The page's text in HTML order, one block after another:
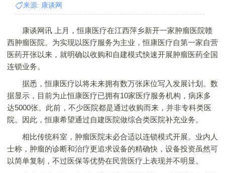
来源: 康谈网
康谈网讯 上月，恒康医疗在江西萍乡新开一家肿瘤医院赣
西肿瘤医院。为实现以医疗服务为主业，恒康医疗自第一家自营
医药开张以来，就明确以收购和自建模式快速开展肿瘤医药全国
连锁业务。
据悉，恒康医疗以将未来拥有数万张床位写入发展计划。数
据显示，目前为止恒康医疗已拥有10家医疗服务机构，病床多
达5000张。此前，不少医院都是通过收购而来，并非专科类医
院。因此，恒康希望通过自建医院做综合类医院补充业务。
相比传统科室，肿瘤医院未必合适以连锁模式开展。业内人
士称，肿瘤的诊断和治疗更追求设备的精确快，设备投资虽然可
以简单复制，不过医保等优势在民营医疗上表现并不明显。